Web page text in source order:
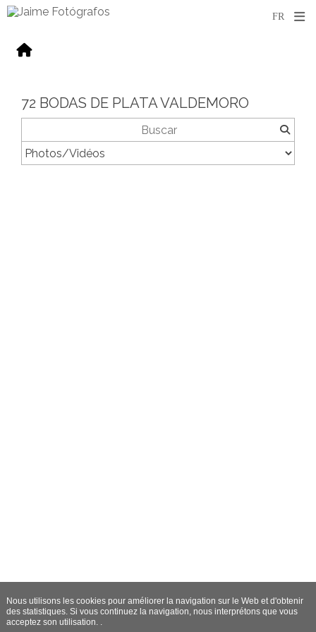
72 BODAS DE PLATA VALDEMORO
Nous utilisons les cookies pour améliorer la navigation sur le Web et d'obtenir
des statistiques. Si vous continuez la navigation, nous interprétons que vous
acceptez son utilisation. .